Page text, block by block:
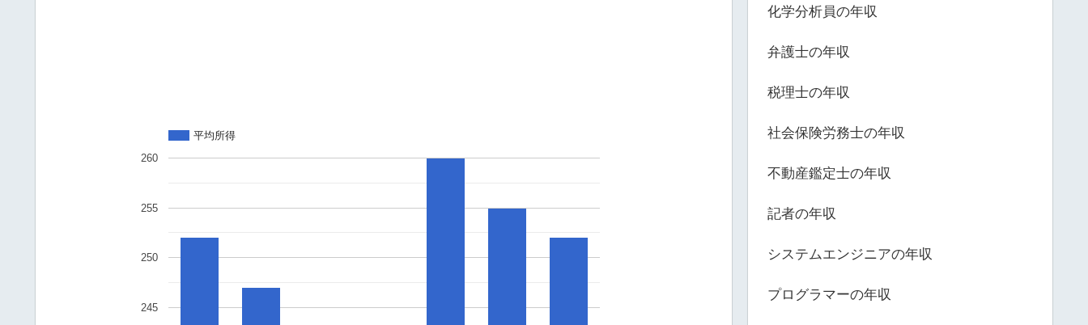
平均所得
245
250
255
260
化学分析員の年収
弁護士の年収
税理士の年収
社会保険労務士の年収
不動産鑑定士の年収
記者の年収
システムエンジニアの年収
プログラマーの年収